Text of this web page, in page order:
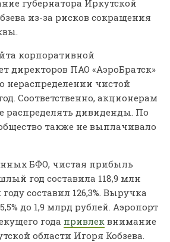
губернатора Иркутской
из-за рисков сокращения
корпоративной
директоров ПАО «АэроБратск»
нераспределении чистой
Соответственно, акционерам
распределять дивиденды. По
также не выплачивало
БФО, чистая прибыль
год составила 118,9 млн
составил 126,3%. Выручка
до 1,9 млрд рублей. Аэропорт
года привлек внимание
области Игоря Кобзева.